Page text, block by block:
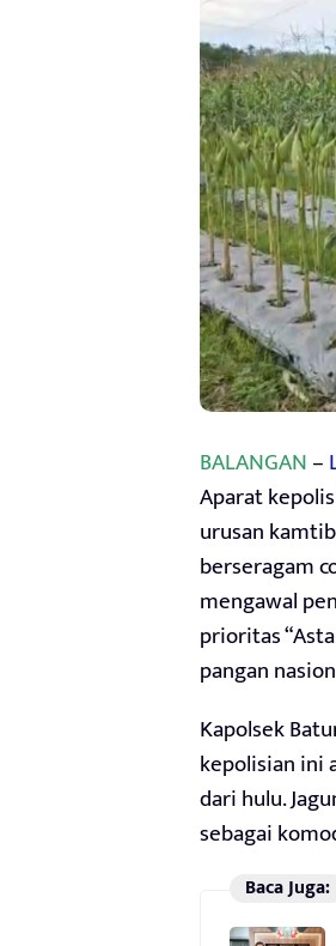
BALANGAN–
Aparat
urusan
berseragam
mengawal
prioritas
pangan
Kapolsek
kepolisian ini
dari hulu.
sebagai
Baca Juga: